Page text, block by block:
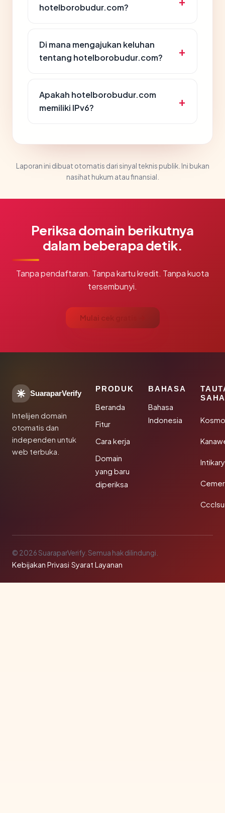
hotelborobudur.com?
Di mana mengajukan keluhan
tentang hotelborobudur.com?
Apakah hotelborobudur.com
memiliki IPv6?
Laporan ini dibuat otomatis dari sinyal teknis publik. Ini bukan
nasihat hukum atau finansial.
Periksa domain berikutnya
dalam beberapa detik.
Tanpa pendaftaran. Tanpa kartu kredit. Tanpa kuota
tersembunyi.
Mulai cek gratis →
SuaraparVerify
Intelijen domain
otomatis dan
independen untuk
web terbuka.
PRODUK
Beranda
Fitur
Cara kerja
Domain
yang baru
diperiksa
BAHASA
Bahasa
Indonesia
© 2026 SuaraparVerify. Semua hak dilindungi.
Kebijakan Privasi·Syarat Layanan